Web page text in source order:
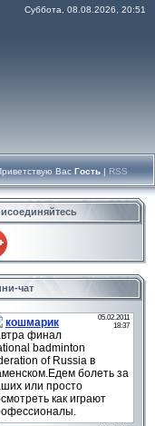
Суббота, 08.08.2026, 20:51
Вас Гость | RSS
чат